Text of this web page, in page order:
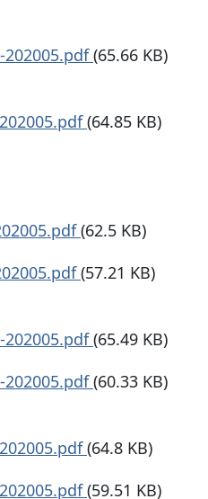
202005.pdf(65.66 KB)
(64.85 KB)
(62.5 KB)
(57.21 KB)
202005.pdf(65.49 KB)
202005.pdf(60.33 KB)
(64.8 KB)
(59.51 KB)